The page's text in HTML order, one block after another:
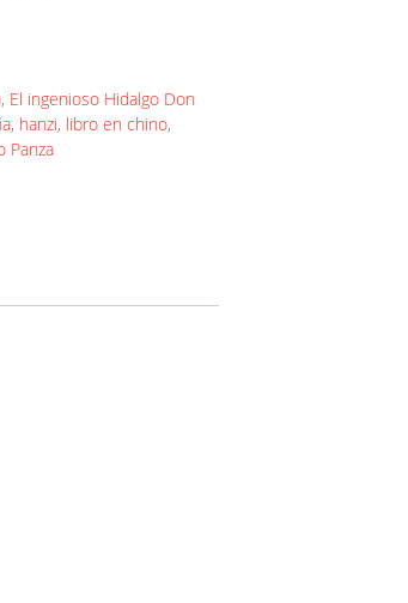
, El ingenioso Hidalgo Don
, hanzi, libro en chino,
Panza